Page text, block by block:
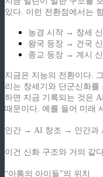
있다. 이런 전환점에서는
농경 시작 → 창세
왕국 등장 → 건국
종교 등장 → 계시
지금은 지능의 전환이다.
리는 창세기와 단군신화
하면 지금 기록되는 것은
때문이다. 예를 들어 미래
인간 → AI 창조 → 인간과
이건 신화 구조와 거의 같
“아톰의 아이들”의 위치